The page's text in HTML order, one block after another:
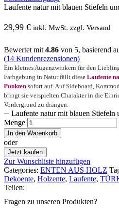
Laufente natur mit blauen Stiefeln
29,99 € inkl. MwSt. zzgl. Versand
Bewertet mit 4.86 von 5, basierend
(14 Kundenrezensionen)
Ein kleines Augenzwinkern für den
Farbgebung in Natur fällt diese Laufente
Punkten sofort auf. Auf Sideboard,
bringt sie verspielten Charakter in die
Vordergrund zu drängen.
Laufente natur mit blauen Stiefeln
Menge
In den Warenkorb
oder
Jetzt kaufen
Zur Wunschliste hinzufügen
Categories: ENTEN AUS HOLZ
Dekoente, Holzente, Laufente,
Teilen:
Fragen zu unseren Produkten?